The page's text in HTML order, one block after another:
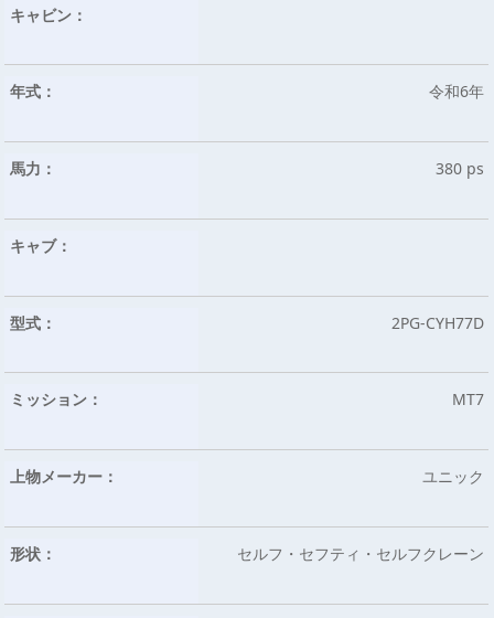
キャビン：
年式： 令和6年
馬力： 380 ps
キャブ：
型式： 2PG-CYH77D
ミッション： MT7
上物メーカー： ユニック
形状： セルフ・セフティ・セルフクレーン